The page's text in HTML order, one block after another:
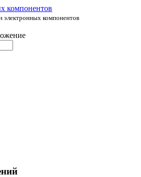
электронных компонентов